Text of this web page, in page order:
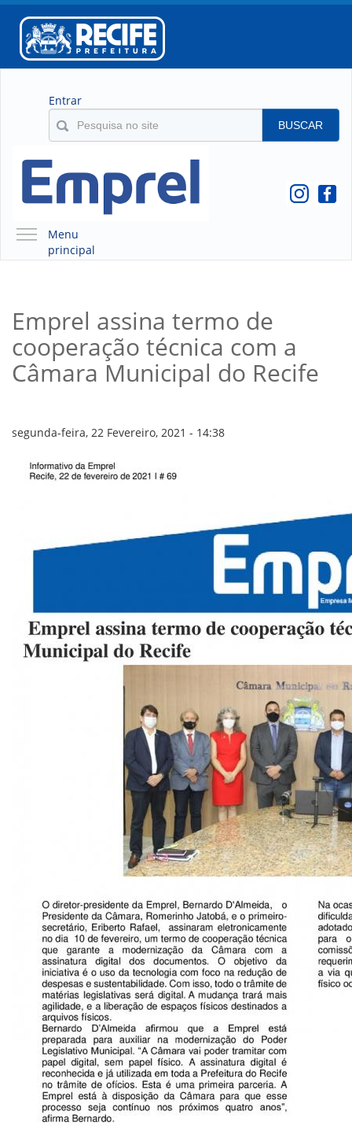
Entrar
BUSCAR
Menu
principal
QUEM SOMOS
O QUE É A EMPREL
HISTÓRICO
VÍDEOS
ORGANOGRAMA
GOVERNANÇA
NOTÍCIAS
LICITAÇÕES
REGULAMENTO INTERNO DE LICITAÇÕES E
GESTÃO DE PESSOAS
COLABORADORES
PARTICIPAÇÃO NOS LUCROS E RESULTADOS
CONSULTA MEUS RECURSOS PLR
CONSULTA TODOS RECURSOS PLR
CONSULTA QUESTIONAMENTO / ESCLARECIMENTO
PGDE - PROGRAMA DE GERENCIAMENTO DO
DESEMPENHO DOS EMPREGADOS DA EMPREL
AFASTAMENTOS DOS FUNCIONÁRIOS
CAPACITAÇÃO
EVENTOS DA EMPREL
PPP - PERFIL PROFISSIOGRÁFICO
PREVIDENCIÁRIO
PROGRAMA DE ESTAGIÁRIO
SAÚDE DO TRABALHADOR
PGDE 2022
PGDE 2023
PGDE 2024
GESTÃO DA INFORMAÇÃO
BOLETIM INFORMATIVO
BPM-DAF
ORIENTAÇÕES TÉCNICAS
SEGURANÇA DA INFORMAÇÃO
RISI - FAQ (PERGUNTAS FREQUENTES)
CATÁLOGO DE SERVIÇOS DE TIC
Emprel assina termo de
cooperação técnica com a
Câmara Municipal do Recife
segunda-feira, 22 Fevereiro, 2021 - 14:38